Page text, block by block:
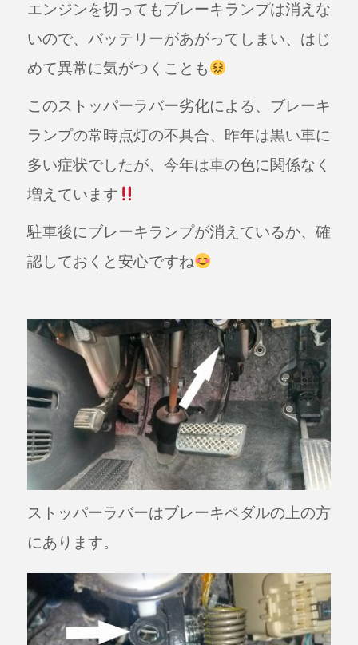
エンジンを切ってもブレーキランプは消えな
いので、バッテリーがあがってしまい、はじ
めて異常に気がつくことも
このストッパーラバー劣化による、ブレーキ
ランプの常時点灯の不具合、昨年は黒い車に
多い症状でしたが、今年は車の色に関係なく
増えています
駐車後にブレーキランプが消えているか、確
認しておくと安心ですね
ストッパーラバーはブレーキペダルの上の方
にあります。